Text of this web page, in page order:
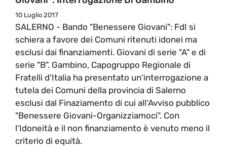
10 Luglio 2017
SALERNO - Bando "Benessere Giovani": FdI si
schiera a favore dei Comuni ritenuti idonei ma
esclusi dai finanziamenti. Giovani di serie "A" e di
serie "B". Gambino, Capogruppo Regionale di
Fratelli d'Italia ha presentato un'interrogazione a
tutela dei Comuni della provincia di Salerno
esclusi dal Finaziamento di cui all'Avviso pubblico
"Benessere Giovani-Organizziamoci". Con
l'Idoneità e il non finanziamento è venuto meno il
criterio di equità.